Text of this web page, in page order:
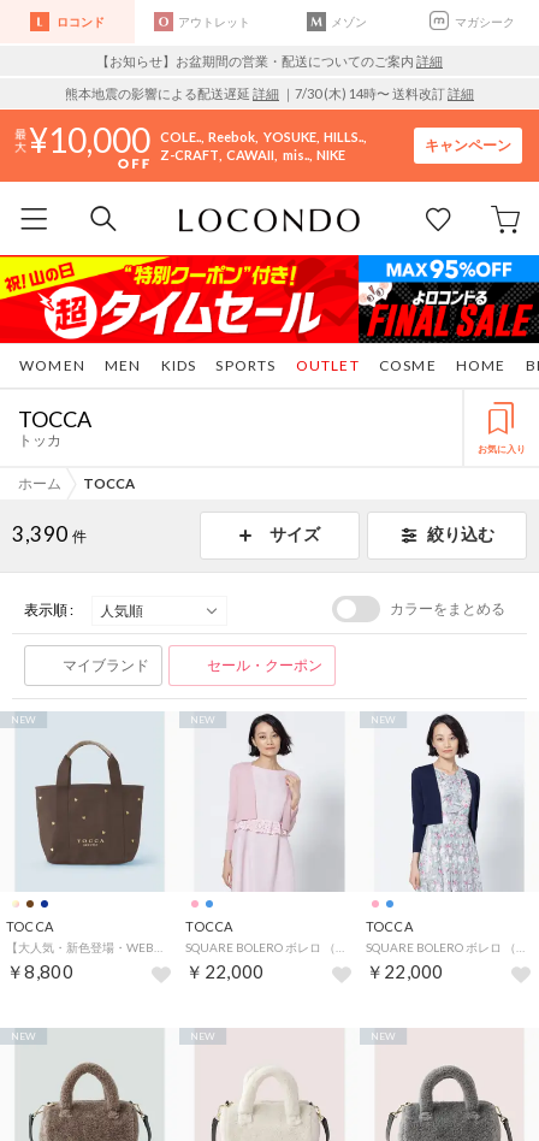
ロコンド アウトレット メゾン マガシーク
【お知らせ】お盆期間の営業・配送についてのご案内 詳細
熊本地震の影響による配送遅延 詳細 ｜7/30 (木) 14時〜 送料改訂詳細
10,000 COLE.. Reebok YOSUKE HILLS..
Z-CRAFT CAWAII mis.. NIKE
キャンペーン
WOMEN MEN KIDS SPORTS COSME HOME
OUTLET
TOCCA
トッカ お気に入り
ホーム TOCCA
3,390 件 サイズ 絞り込む
表示順 : カラーをまとめる
マイブランド セール・クーポン
TOCCA
￥8,800
NEW
TOCCA
￥22,000
NEW
TOCCA
￥22,000
NEW
NEW NEW NEW